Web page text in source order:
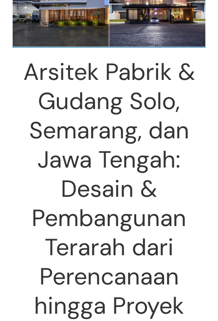
Arsitek Pabrik &
Gudang Solo,
Semarang, dan
Jawa Tengah:
Desain &
Pembangunan
Terarah dari
Perencanaan
hingga Proyek